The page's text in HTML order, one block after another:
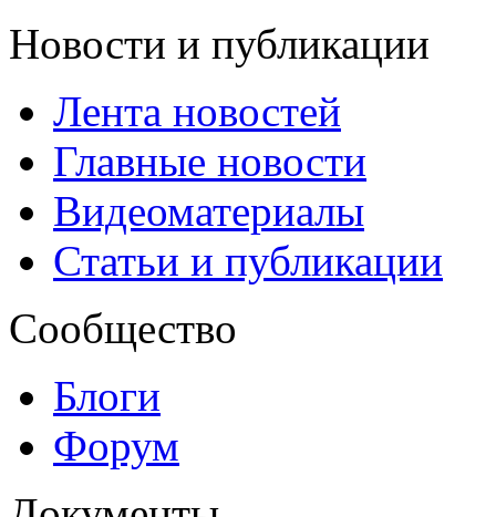
Новости и публикации
Лента новостей
Главные новости
Видеоматериалы
Статьи и публикации
Сообщество
Блоги
Форум